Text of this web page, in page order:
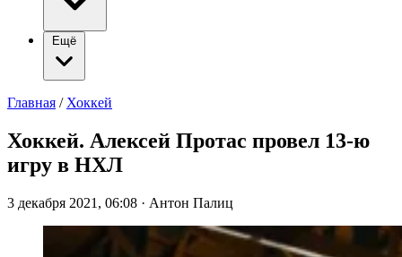
Ещё
Главная / Хоккей
Хоккей. Алексей Протас провел 13-ю
игру в НХЛ
3 декабря 2021, 06:08 · Антон Палиц